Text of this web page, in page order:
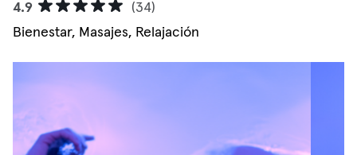
4.9
(34)
Bienestar, Masajes, Relajación